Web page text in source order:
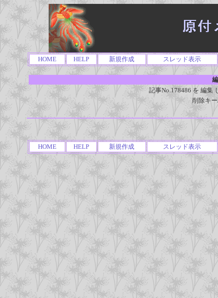
HOME HELP 新規作成 スレッド表示
記事No.178486 を 編集
削除キ
HOME HELP 新規作成 スレッド表示